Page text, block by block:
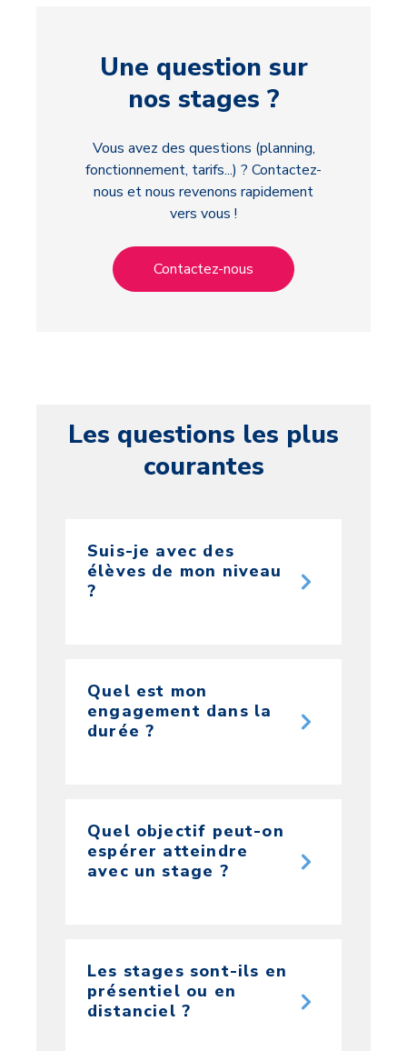
Une question sur
nos stages ?
Vous avez des questions (planning,
fonctionnement, tarifs...) ? Contactez-
nous et nous revenons rapidement
vers vous !
Contactez-nous
Les questions les plus
courantes
Suis-je avec des
élèves de mon niveau
?
Quel est mon
engagement dans la
durée ?
Quel objectif peut-on
espérer atteindre
avec un stage ?
Les stages sont-ils en
présentiel ou en
distanciel ?